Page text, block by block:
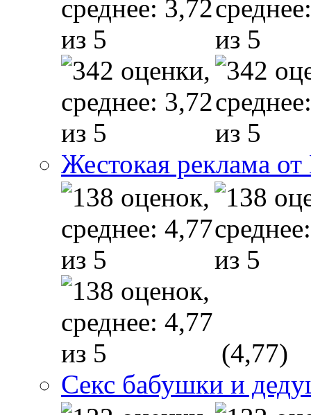
Жестокая реклама
(4,77)
Секс бабушки и